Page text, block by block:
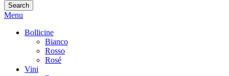
Search
Menu
Bollicine
Bianco
Rosso
Rosé
Vini